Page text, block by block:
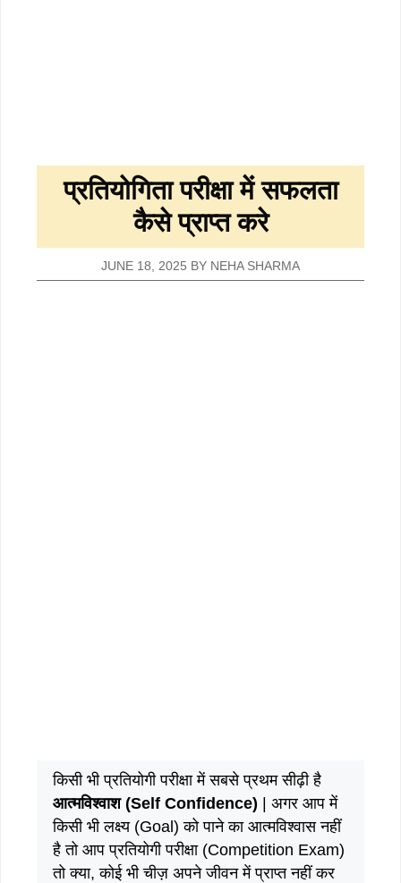
प्रतियोगिता परीक्षा में सफलता
कैसे प्राप्त करे
JUNE 18, 2025 BY NEHA SHARMA
किसी भी प्रतियोगी परीक्षा में सबसे प्रथम सीढ़ी है
आत्मविश्वाश (Self Confidence) | अगर आप में
किसी भी लक्ष्य (Goal) को पाने का आत्मविश्वास नहीं
है तो आप प्रतियोगी परीक्षा (Competition Exam)
तो क्या, कोई भी चीज़ अपने जीवन में प्राप्त नहीं कर